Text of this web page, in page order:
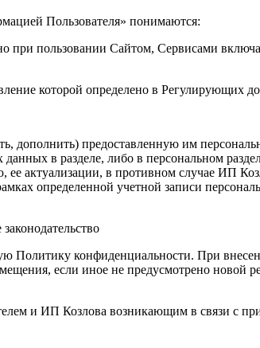
Пользователя» понимаются:
при пользовании Сайтом, Сервисами
которой определено в Регулирующих
дополнить) предоставленную им
в разделе, либо в персональном
актуализации, в противном случае ИП
определенной учетной записи
Политику конфиденциальности. При
если иное не предусмотрено новой
и ИП Козлова возникающим в связи с